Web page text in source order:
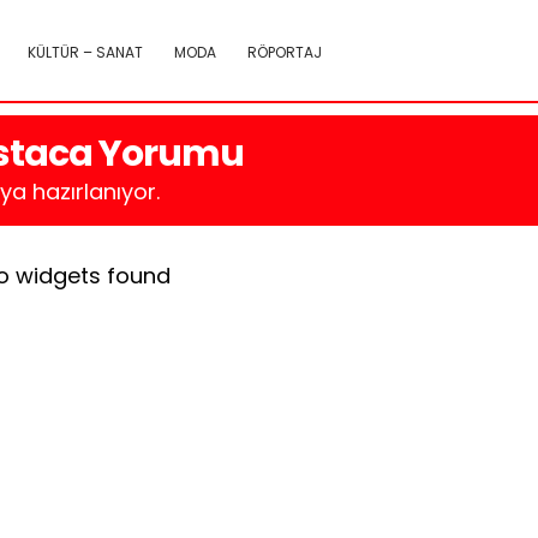
KÜLTÜR – SANAT MODA RÖPORTAJ
Yorumu
hazırlanıyor.
widgets found